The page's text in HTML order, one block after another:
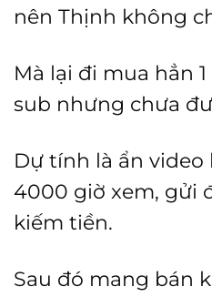
nên Thịnh không
Mà lại đi mua hẳn
sub nhưng chưa
Dự tính là ẩn video
4000 giờ xem, gửi
kiếm tiền.
Sau đó mang bán